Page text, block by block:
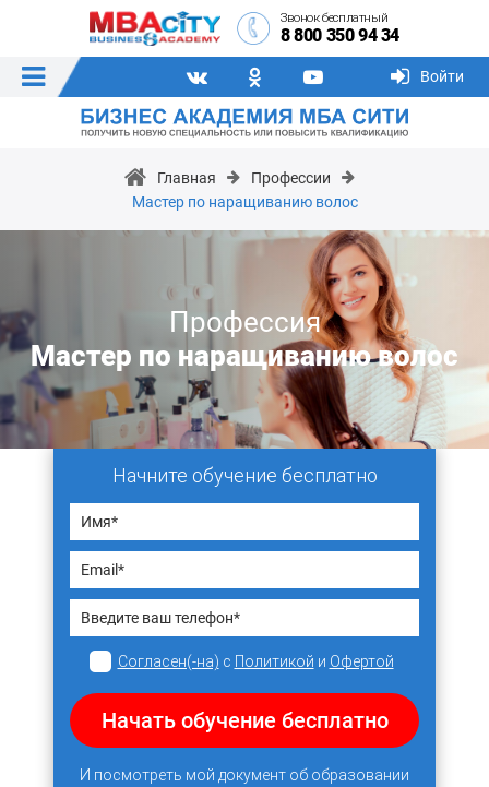
Звонок бесплатный
8 800 350 94 34
Войти
Главная
Профессии
Мастер по наращиванию волос
Профессия
Мастер по наращиванию волос
Начните обучение бесплатно
Согласен(-на) с Политикой и Офертой
Начать обучение бесплатно
И посмотреть мой документ об образовании